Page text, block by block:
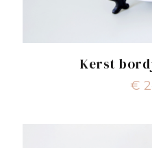
Kerst
€